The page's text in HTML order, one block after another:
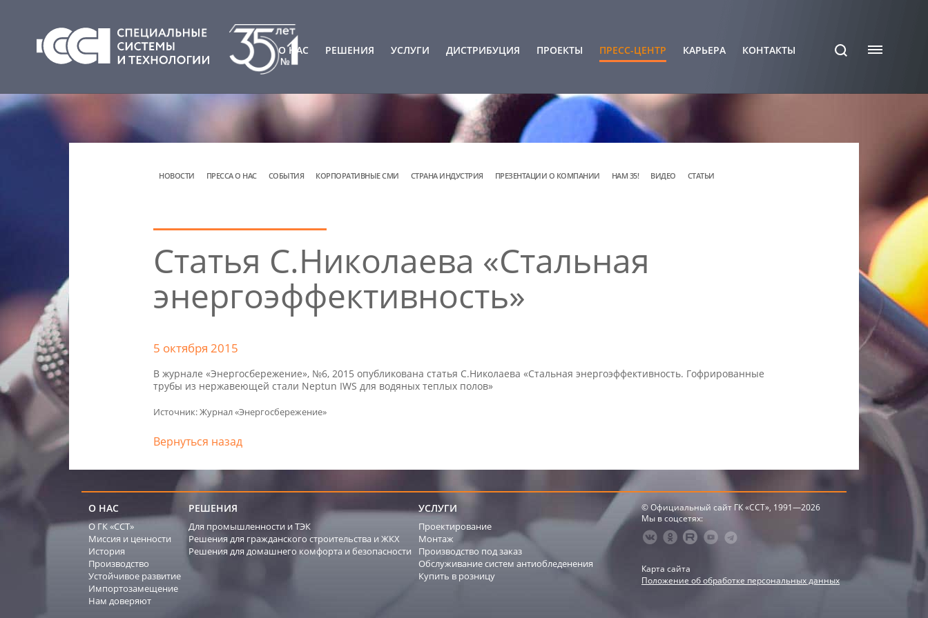
О НАС РЕШЕНИЯ УСЛУГИ ДИСТРИБУЦИЯ ПРОЕКТЫ ПРЕСС-ЦЕНТР КАРЬЕРА КОНТАКТЫ
НОВОСТИ ПРЕССА О НАС СОБЫТИЯ КОРПОРАТИВНЫЕ СМИ СТРАНА ИНДУСТРИЯ ПРЕЗЕНТАЦИИ О КОМПАНИИ НАМ 35! ВИДЕО СТАТЬИ
Статья С.Николаева «Стальная
энергоэффективность»
5 октября 2015
В журнале «Энергосбережение», №6, 2015 опубликована статья С.Николаева «Стальная энергоэффективность. Гофрированные
трубы из нержавеющей стали Neptun IWS для водяных теплых полов»
Источник: Журнал «Энергосбережение»
Вернуться назад
О НАС
О ГК «ССТ»
Миссия и ценности
История
Производство
Устойчивое развитие
Импортозамещение
Нам доверяют
РЕШЕНИЯ
Для промышленности и ТЭК
Решения для гражданского строительства и ЖКХ
Решения для домашнего комфорта и безопасности
УСЛУГИ
Проектирование
Монтаж
Производство под заказ
Обслуживание систем антиобледенения
Купить в розницу
© Официальный сайт ГК «ССТ», 1991—2026
Мы в соцсетях:
Карта сайта
Положение об обработке персональных данных